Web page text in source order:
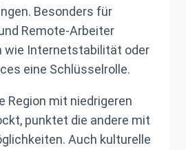
Besonders für
Remote-Arbeiter
wie Internetstabilität oder
eine Schlüsselrolle.
Region mit niedrigeren
punktet die andere mit
Auch kulturelle